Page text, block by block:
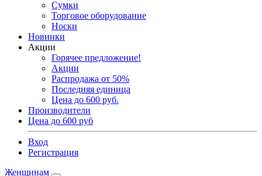
Сумки
Торговое оборудование
Носки
Новинки
Акции
Горячее предложение!
Акции
Распродажа от 50%
Последняя единица
Цена до 600 руб.
Производители
Цена до 600 руб
Вход
Регистрация
Женщинам